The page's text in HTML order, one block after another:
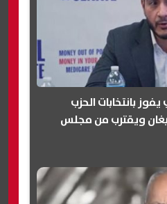
بانتخابات الحزب
ويقترب من مجلس